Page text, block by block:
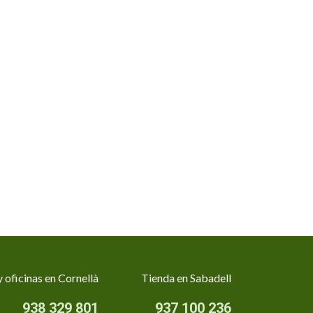
oficinas en Cornellà
938 329 801
Tienda en Sabadell
937 100 236